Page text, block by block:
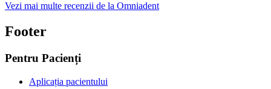
Vezi mai multe recenzii de la Omniadent
Footer
Pentru Pacienți
Aplicația pacientului